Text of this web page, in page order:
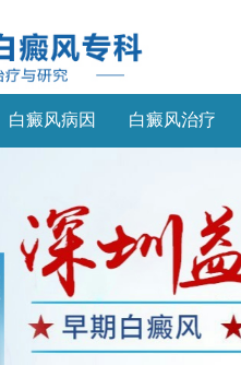
白癜风病因 白癜风治疗